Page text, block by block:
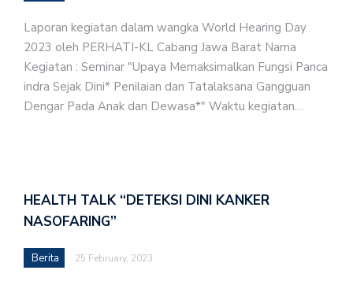
Laporan kegiatan dalam wangka World Hearing Day
2023 oleh PERHATI-KL Cabang Jawa Barat Nama
Kegiatan : Seminar "Upaya Memaksimalkan Fungsi Panca
indra Sejak Dini* Penilaian dan Tatalaksana Gangguan
Dengar Pada Anak dan Dewasa*" Waktu kegiatan…
HEALTH TALK “DETEKSI DINI KANKER
NASOFARING”
Berita 25 February, 2023